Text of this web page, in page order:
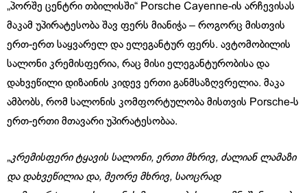
„პორშე ცენტრი თბილისში“ Porsche Cayenne-ის არჩევისას
მაკამ უპირატესობა შავ ფერს მიანიჭა – როგორც მისთვის
ერთ-ერთ საყვარელ და ელეგანტურ ფერს. ავტომობილის
სალონი კრემისფერია, რაც მისი ელეგანტურობისა და
დახვეწილი დიზაინის კიდევ ერთი განმსაზღვრელია. მაკა
ამბობს, რომ სალონის კომფორტულობა მისთვის Porsche-ს
ერთ-ერთი მთავარი უპირატესობაა.
„კრემისფერი ტყავის სალონი, ერთი მხრივ, ძალიან ლამაზი
და დახვეწილია და, მეორე მხრივ, საოცრად